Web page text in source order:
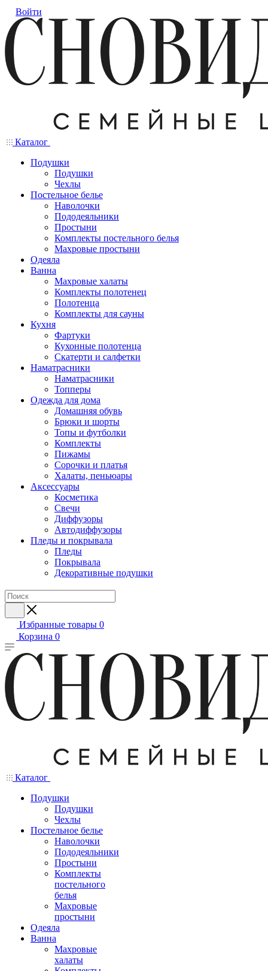
Войти
Каталог
Подушки
Подушки
Чехлы
Постельное белье
Наволочки
Пододеяльники
Простыни
Комплекты постельного белья
Махровые простыни
Одеяла
Ванна
Махровые халаты
Комплекты полотенец
Полотенца
Комплекты для сауны
Кухня
Фартуки
Кухонные полотенца
Скатерти и салфетки
Наматрасники
Наматрасники
Топперы
Одежда для дома
Домашняя обувь
Брюки и шорты
Топы и футболки
Комплекты
Пижамы
Сорочки и платья
Халаты, пеньюары
Аксессуары
Косметика
Свечи
Диффузоры
Автодиффузоры
Пледы и покрывала
Пледы
Покрывала
Декоративные подушки
Избранные товары 0
Корзина 0
Каталог
Подушки
Подушки
Чехлы
Постельное белье
Наволочки
Пододеяльники
Простыни
Комплекты
постельного
белья
Махровые
простыни
Одеяла
Ванна
Махровые
халаты